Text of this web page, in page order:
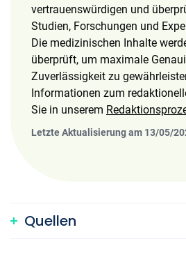
vertrauenswürdigen und
Studien, Forschungen und
Die medizinischen Inhalte
überprüft, um maximale
Zuverlässigkeit zu
Informationen zum
Sie in unserem
Letzte Aktualisierung am 13/05/
Quellen